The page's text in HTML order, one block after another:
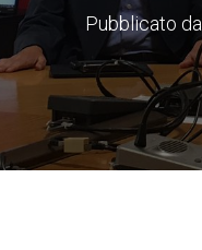
Pubblicato da